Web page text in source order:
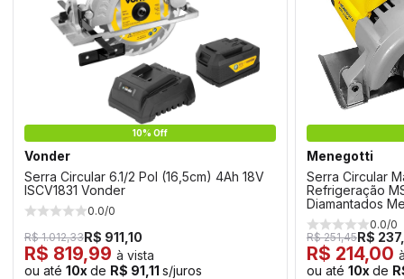
10% Off
Vonder
Serra Circular 6.1/2 Pol (16,5cm) 4Ah 18V
ISCV1831 Vonder
0.0/0
R$ 1.012,33R$ 911,10
R$ 819,99 à vista
ou até 10x de R$ 91,11 s/juros
Menegotti
Serra Circular
Refrigeração
Diamantados
0.0/0
R$ 251,45R$
R$ 214,00
ou até 10x de